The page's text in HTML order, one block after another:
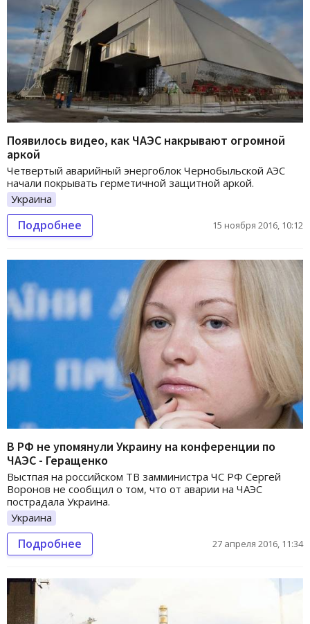
Появилось видео, как ЧАЭС накрывают огромной
аркой
Четвертый аварийный энергоблок Чернобыльской АЭС
начали покрывать герметичной защитной аркой.
Украина
Подробнее 15 ноября 2016, 10:12
В РФ не упомянули Украину на конференции по
ЧАЭС - Геращенко
Выстпая на российском ТВ замминистра ЧС РФ Сергей
Воронов не сообщил о том, что от аварии на ЧАЭС
пострадала Украина.
Украина
Подробнее 27 апреля 2016, 11:34